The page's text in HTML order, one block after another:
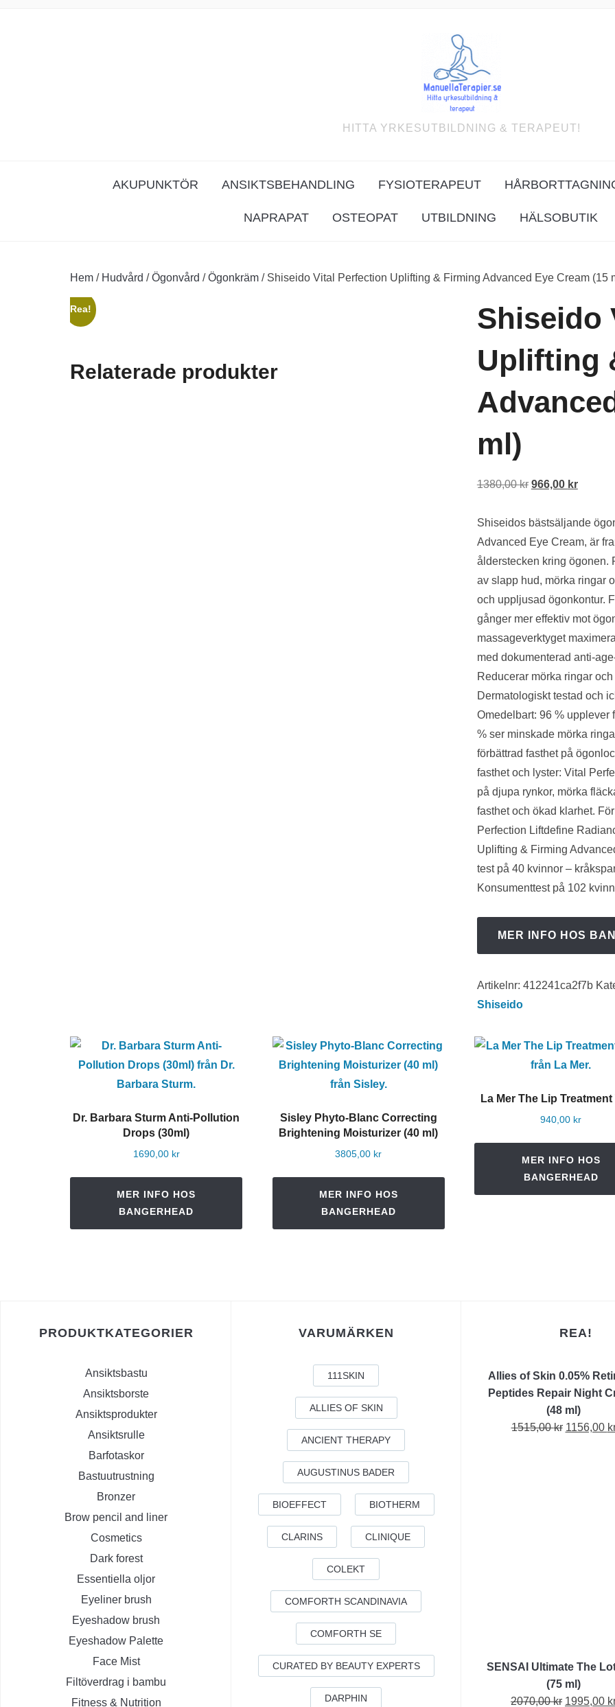
HITTA YRKESUTBILDNING & TERAPEUT!
AKUPUNKTÖR ANSIKTSBEHANDLING FYSIOTERAPEUT
NAPRAPAT OSTEOPAT UTBILDNING HÄLSOBUTIK
Hem / Hudvård /Ögonvård /Ögonkräm / Shiseido Vital Perfection Uplifting & Firming Advanced Eye Cream (15
Rea!
Shiseido
Uplifting
ml)
1380,00kr Det
priset
var:
1380,00 kr.
966,00 krDet
priset
är:
966,00
Shiseidos bästsäljande
Advanced Eye Cream, är
ålderstecken kring ögonen.
av slapp hud, mörka ringar
och uppljusad ögonkontur.
gånger mer effektiv mot
massageverktyget
med dokumenterad anti-
Reducerar mörka ringar
Dermatologiskt testad och
Omedelbart: 96 % upplever
% ser minskade mörka
förbättrad fasthet på
fasthet och lyster: Vital
på djupa rynkor, mörka
fasthet och ökad klarhet.
Perfection Liftdefine
Uplifting & Firming
test på 40 kvinnor –
Konsumenttest på 102
MER INFO HOS
Artikelnr: 412241ca2f7b
Shiseido
Relaterade produkter
Dr. Barbara Sturm Anti-Pollution
Drops (30ml)
1690,00 kr
MER INFO HOS
BANGERHEAD
Sisley Phyto-Blanc Correcting
Brightening Moisturizer (40 ml)
3805,00 kr
MER INFO HOS
BANGERHEAD
La Mer The Lip Treatment
940,00 kr
MER INFO HOS
BANGERHEAD
PRODUKTKATEGORIER
Ansiktsbastu
Ansiktsborste
Ansiktsprodukter
Ansiktsrulle
Barfotaskor
Bastuutrustning
Bronzer
Brow pencil and liner
Cosmetics
Dark forest
Essentiella oljor
Eyeliner brush
Eyeshadow brush
Eyeshadow Palette
Face Mist
Filtöverdrag i bambu
Fitness & Nutrition
VARUMÄRKEN
111SKIN
ALLIES OF SKIN
ANCIENT THERAPY
AUGUSTINUS BADER
BIOEFFECT BIOTHERM
CLARINS CLINIQUE
COLEKT
COMFORTH SCANDINAVIA
COMFORTH SE
CURATED BY BEAUTY EXPERTS
DARPHIN
REA!
Allies of Skin 0.05%
Peptides Repair Night
(48 ml)
1515,00kr Det
1156,00
SENSAI Ultimate The
(75 ml)
2070,00kr Det
1995,00